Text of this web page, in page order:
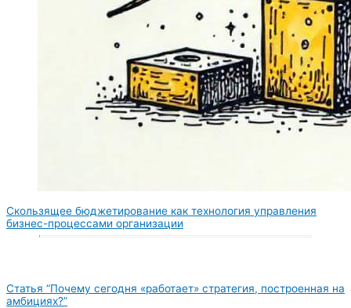
Скользящее бюджетирование как технология управления
бизнес-процессами организации
Статья “Почему сегодня «работает» стратегия, построенная на
амбициях?”